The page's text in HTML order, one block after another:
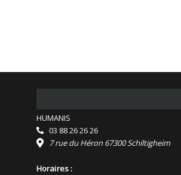
HUMANIS
03 88 26 26 26
7 rue du Héron 67300 Schiltigheim
Horaires :